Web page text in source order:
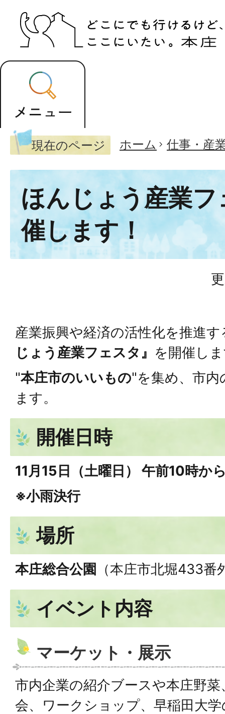
現在のページ ホーム 仕事・産
ほんじょう産業
催します！
産業振興や経済の活性化を推進
じょう産業フェスタ』 を開催し
"本庄市のいいもの"を集め、市内
ます。
開催日時
11月15日（土曜日） 午前10時か
※小雨決行
場所
本庄総合公園 （本庄市北堀433番
イベント内容
マーケット・展示
市内企業の紹介ブースや本庄野
会、ワークショップ、早稲田大